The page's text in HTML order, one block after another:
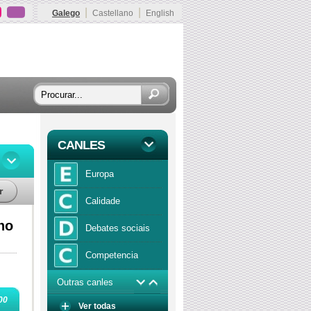
Galego Castellano English
CANLES
Europa
Calidade
Debates sociais
Competencia
Economía
Outras canles
Ver todas